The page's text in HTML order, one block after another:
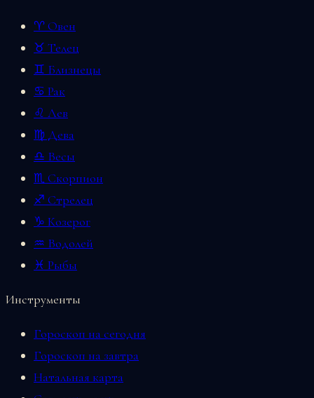
♈ Овен
♉ Телец
♊ Близнецы
♋ Рак
♌ Лев
♍ Дева
♎ Весы
♏ Скорпион
♐ Стрелец
♑ Козерог
♒ Водолей
♓ Рыбы
Инструменты
Гороскоп на сегодня
Гороскоп на завтра
Натальная карта